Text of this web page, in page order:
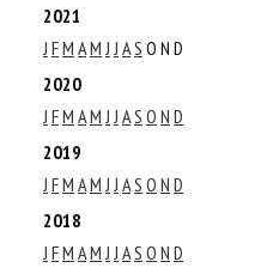
2021
J FM AM J J AS O N D
2020
J FM AM J J AS O N D
2019
J FM AM J J AS O N D
2018
J FM AM J J AS O N D